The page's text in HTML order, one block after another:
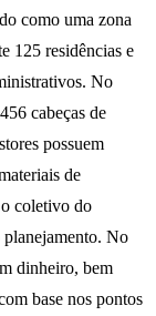
como uma zona
125 residências e
No
cabeças de
possuem
de
coletivo do
No
dinheiro, bem
base nos pontos